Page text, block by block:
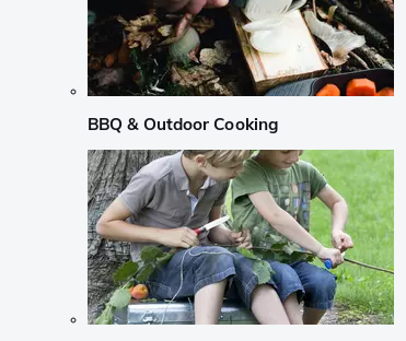
BBQ & Outdoor Cooking